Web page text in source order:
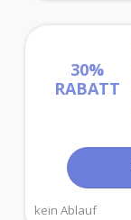
30%
RABATT
kein Ablauf